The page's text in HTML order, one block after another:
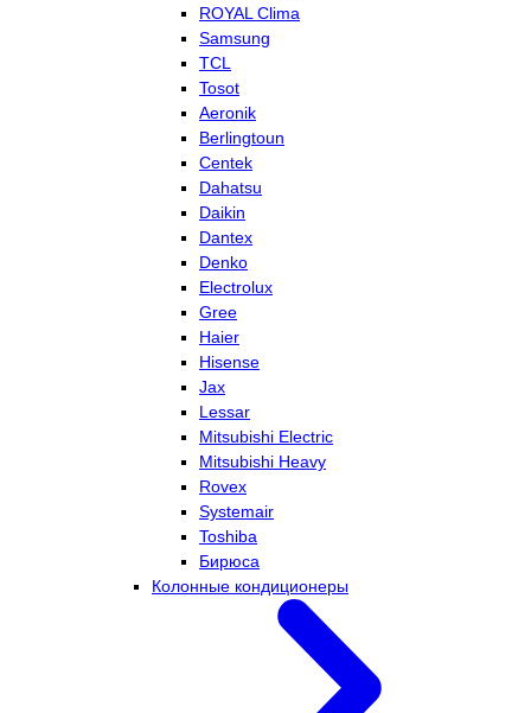
ROYAL Clima
Samsung
TCL
Tosot
Aeronik
Berlingtoun
Centek
Dahatsu
Daikin
Dantex
Denko
Electrolux
Gree
Haier
Hisense
Jax
Lessar
Mitsubishi Electric
Mitsubishi Heavy
Rovex
Systemair
Toshiba
Бирюса
Колонные кондиционеры